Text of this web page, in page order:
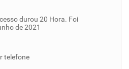
durou 20 Hora. Foi
de 2021
telefone